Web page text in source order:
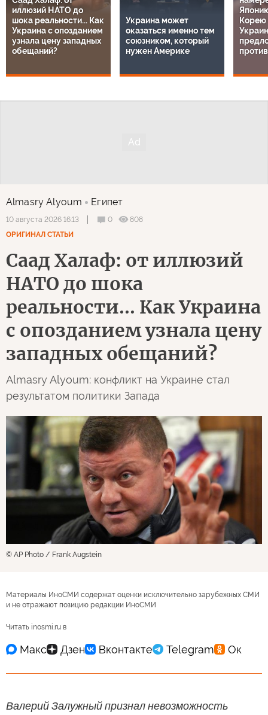
иллюзий НАТО до
шока реальности... Как
Украина с опозданием
узнала цену западных
обещаний?
Украина может
оказаться именно тем
союзником, который
нужен Америке
Корею
Almasry Alyoum Египет
10 августа 2026 16:13 0
808
ОРИГИНАЛ СТАТЬИ
Саад Халаф: от иллюзий
НАТО до шока
реальности... Как Украина
с опозданием узнала цену
западных обещаний?
Almasry Alyoum: конфликт на Украине стал
результатом политики Запада
© AP Photo / Frank Augstein
Материалы ИноСМИ содержат оценки исключительно зарубежных СМИ
и не отражают позицию редакции ИноСМИ
Читать inosmi.ru в
Валерий Залужный признал невозможность